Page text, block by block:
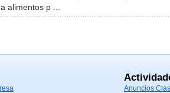
alimentos p ...
Anuncios